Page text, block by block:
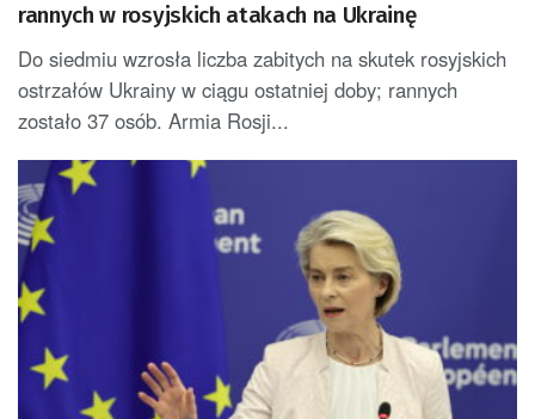
rannych w rosyjskich atakach na Ukrainę
Do siedmiu wzrosła liczba zabitych na skutek rosyjskich
ostrzałów Ukrainy w ciągu ostatniej doby; rannych
zostało 37 osób. Armia Rosji...